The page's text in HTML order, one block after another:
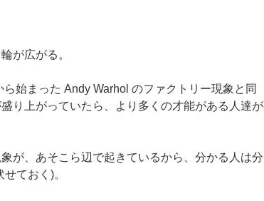
が広がる。
始まった Andy Warhol のファクトリー現象と同
り上がっていたら、より多くの才能がある人達が
が、あそこら辺で起きているから、分かる人は分
ておく)。